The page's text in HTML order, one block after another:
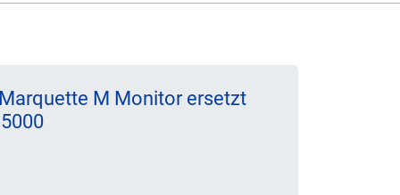
M Monitor ersetzt